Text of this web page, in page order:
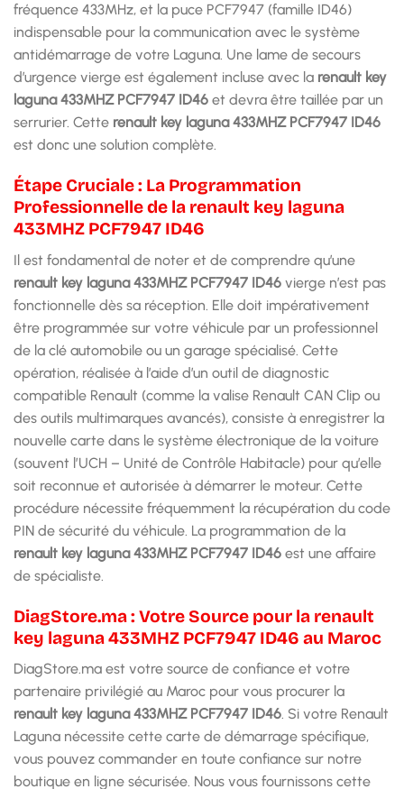
fréquence 433MHz, et la puce PCF7947 (famille ID46)
indispensable pour la communication avec le système
antidémarrage de votre Laguna. Une lame de secours
d’urgence vierge est également incluse avec la renault key
laguna 433MHZ PCF7947 ID46 et devra être taillée par un
serrurier. Cette renault key laguna 433MHZ PCF7947 ID46
est donc une solution complète.
Étape Cruciale : La Programmation
Professionnelle de la renault key laguna
433MHZ PCF7947 ID46
Il est fondamental de noter et de comprendre qu’une
renault key laguna 433MHZ PCF7947 ID46 vierge n’est pas
fonctionnelle dès sa réception. Elle doit impérativement
être programmée sur votre véhicule par un professionnel
de la clé automobile ou un garage spécialisé. Cette
opération, réalisée à l’aide d’un outil de diagnostic
compatible Renault (comme la valise Renault CAN Clip ou
des outils multimarques avancés), consiste à enregistrer la
nouvelle carte dans le système électronique de la voiture
(souvent l’UCH – Unité de Contrôle Habitacle) pour qu’elle
soit reconnue et autorisée à démarrer le moteur. Cette
procédure nécessite fréquemment la récupération du code
PIN de sécurité du véhicule. La programmation de la
renault key laguna 433MHZ PCF7947 ID46 est une affaire
de spécialiste.
DiagStore.ma : Votre Source pour la renault
key laguna 433MHZ PCF7947 ID46 au Maroc
DiagStore.ma est votre source de confiance et votre
partenaire privilégié au Maroc pour vous procurer la
renault key laguna 433MHZ PCF7947 ID46. Si votre Renault
Laguna nécessite cette carte de démarrage spécifique,
vous pouvez commander en toute confiance sur notre
boutique en ligne sécurisée. Nous vous fournissons cette